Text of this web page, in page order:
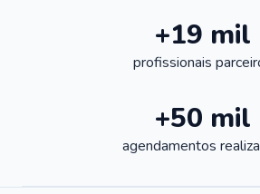
+19 mil
profissionais
+50 mil
agendamentos